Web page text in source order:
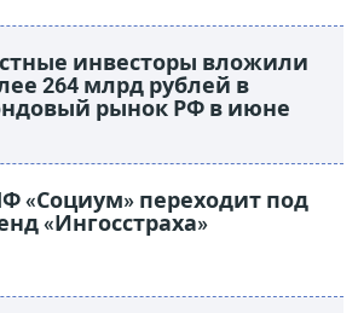
инвесторы вложили
264 млрд рублей в
рынок РФ в июне
«Социум» переходит под
«Ингосстраха»